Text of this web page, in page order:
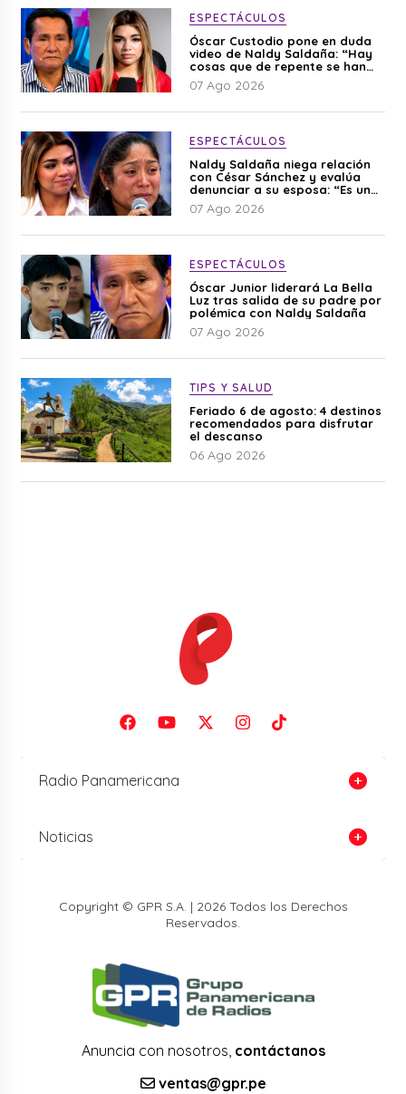
ESPECTÁCULOS
Óscar Custodio pone en duda
video de Naldy Saldaña: “Hay
cosas que de repente se han
editado”
07 Ago 2026
ESPECTÁCULOS
Naldy Saldaña niega relación
con César Sánchez y evalúa
denunciar a su esposa: “Es una
difamación”
07 Ago 2026
ESPECTÁCULOS
Óscar Junior liderará La Bella
Luz tras salida de su padre por
polémica con Naldy Saldaña
07 Ago 2026
TIPS Y SALUD
Feriado 6 de agosto: 4 destinos
recomendados para disfrutar
el descanso
06 Ago 2026
Radio Panamericana
Noticias
Copyright © GPR S.A. | 2026 Todos los Derechos
Reservados.
Anuncia con nosotros, contáctanos
ventas@gpr.pe